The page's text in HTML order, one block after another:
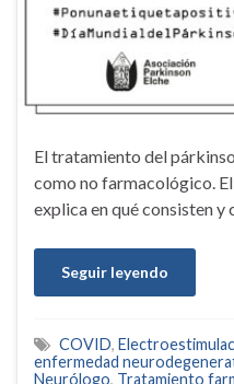
El tratamiento del
como no farmacológico.
explica en qué consisten y
Seguir leyendo
COVID,
enfermedad
Neurólogo, Tratamiento